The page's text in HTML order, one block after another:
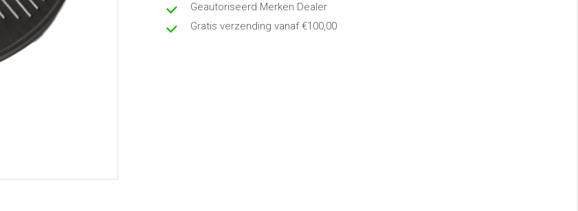
Geautoriseerd Merken Dealer
Gratis verzending vanaf €100,00